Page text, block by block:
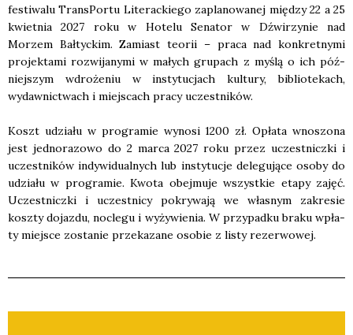
festi­wa­lu Trans­Por­tu Lite­rac­kie­go zapla­no­wa­nej mię­dzy 22 a 25
kwiet­nia 2027 roku w Hote­lu Sena­tor w Dźwi­rzy­nie nad
Morzem Bał­tyc­kim. Zamiast teo­rii – pra­ca nad kon­kret­ny­mi
pro­jek­ta­mi roz­wi­ja­ny­mi w małych gru­pach z myślą o ich póź­
niej­szym wdro­że­niu w insty­tu­cjach kul­tu­ry, biblio­te­kach,
wydaw­nic­twach i miej­scach pra­cy uczest­ni­ków.
Koszt udzia­łu w pro­gra­mie wyno­si 1200 zł. Opła­ta wno­szo­na
jest jed­no­ra­zo­wo do 2 mar­ca 2027 roku przez uczest­nicz­ki i
uczest­ni­ków indy­wi­du­al­nych lub insty­tu­cje dele­gu­ją­ce oso­by do
udzia­łu w pro­gra­mie. Kwo­ta obej­mu­je wszyst­kie eta­py zajęć.
Uczest­nicz­ki i uczest­ni­cy pokry­wa­ją we wła­snym zakre­sie
kosz­ty dojaz­du, noc­le­gu i wyży­wie­nia. W przy­pad­ku bra­ku wpła­
ty miej­sce zosta­nie prze­ka­za­ne oso­bie z listy rezer­wo­wej.